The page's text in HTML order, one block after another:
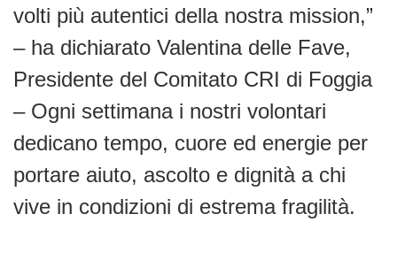
volti più autentici della nostra mission,”
– ha dichiarato Valentina delle Fave,
Presidente del Comitato CRI di Foggia
– Ogni settimana i nostri volontari
dedicano tempo, cuore ed energie per
portare aiuto, ascolto e dignità a chi
vive in condizioni di estrema fragilità.